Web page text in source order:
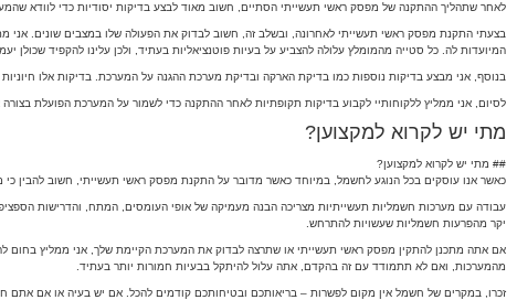
לאחר שתהליך ההתקנה של מפסק ראשי תעשייתי הסתיים, חשוב מאוד לבצע בדיקות יסודיות כדי לוודא
בצעתי התקנת מפסק ראשי תעשייתי לאחרונה, ובשלב זה, חשוב לבדוק את הפעולה שלו במצבים שונים.
המיועדות לה. כל סטייה מהמומלץ עלולה להצביע על בעיות פוטנציאליות בעתיד, ולכן עלינו להקפיד שכולן
בנוסף, אני מבצע בדיקות נוספות כמו בדיקת הארקה ובדיקת מערכת ההגנה על המערכת. בדיקות אלו
לסיום, אני ממליץ ללקוחותיי לקבוע בדיקות תקופתיות לאחר ההתקנה כדי לשמור על המערכת הפועלת בצורה
מתי יש לקרוא למקצוען?
## מתי יש לקרוא למקצוען?
כאשר אנו עוסקים בכל הנוגע לחשמל, במיוחד כאשר מדובר על התקנת מפסק ראשי תעשייתי, חשוב להבין כי
עבודה עם מערכות חשמליות תעשייתיות מצריכה הבנה מעמיקה של אופי העומסים, המתח, והדרישות
יקר מהפרעות חשמליות שעשויות להתרחש.
אם אתה מתכנן להתקין מפסק ראשי תעשייתי או שתרצה לבדוק את המערכת הקיימת שלך, אני ממליץ בחום
מהמערכות, ואם לא תתמודד עם זה בהקדם, אתה עלול להיתקל בבעיות חמורות יותר בעתיד.
זכרו, במקרים של חשמל אין מקום לפשרות – בריאותכם ובטיחותכם קודמים להכל. אם יש בעיה או אם